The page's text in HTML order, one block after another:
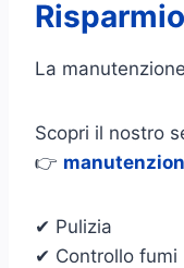
Risparmio
La
Scopri il nostro
👉
✔ Pulizia
✔ Controllo fumi